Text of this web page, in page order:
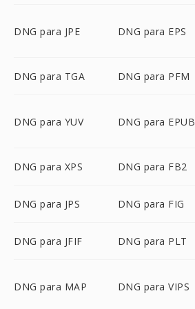
DNG para JPE DNG para EPS
DNG para TGA DNG para PFM
DNG para YUV DNG para EPUB
DNG para XPS DNG para FB2
DNG para JPS DNG para FIG
DNG para JFIF DNG para PLT
DNG para MAP DNG para VIPS